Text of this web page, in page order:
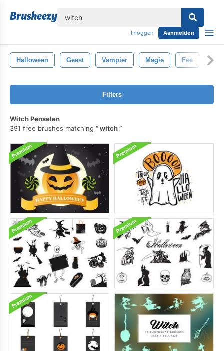
Inloggen Aanmelden
Halloween Geest Vampier Magie Fee
Filters
Witch Penselen
391 free brushes matching
witch